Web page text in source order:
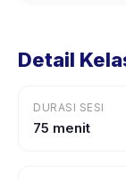
Detail
DURASI SESI
75 menit